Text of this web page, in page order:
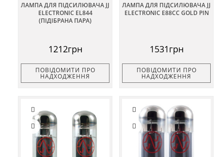
ЛАМПА ДЛЯ ПІДСИЛЮВАЧА JJ
ELECTRONIC EL844
(ПІДІБРАНА ПАРА)
1212грн
ПОВІДОМИТИ ПРО
НАДХОДЖЕННЯ
ЛАМПА ДЛЯ ПІДСИЛЮВАЧА JJ
ELECTRONIC E88CC GOLD PIN
1531грн
ПОВІДОМИТИ ПРО
НАДХОДЖЕННЯ